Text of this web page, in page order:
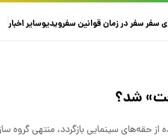
سفرسفر در زمانقوانین سفرویدیوسایراخبار
شد؟
حقه‌های سینمایی بازگردد، منتهی گروه